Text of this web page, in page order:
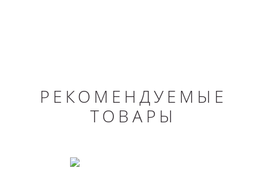
РЕКОМЕНДУЕМЫЕ
ТОВАРЫ